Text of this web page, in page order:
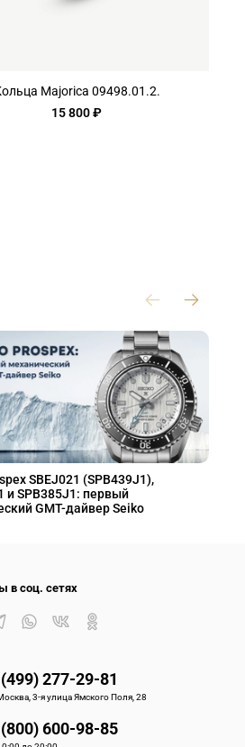
Majorica 09498.01.2.
15 800 ₽
SBEJ021 (SPB439J1),
и SPB385J1: первый
GMT-дайвер Seiko
в соц. сетях
277-29-81
3-я улица Ямского Поля, 28
600-98-85